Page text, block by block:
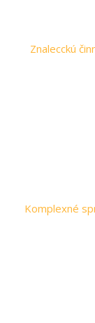
Znalecckú
Komplexné